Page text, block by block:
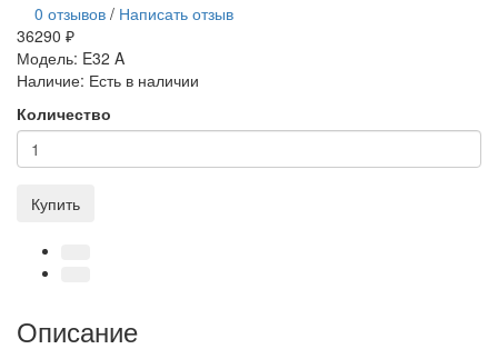
0 отзывов / Написать отзыв
36290 ₽
Модель: E32 A
Наличие: Есть в наличии
Количество
Купить
Описание